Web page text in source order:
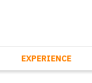
EXPERIENCE